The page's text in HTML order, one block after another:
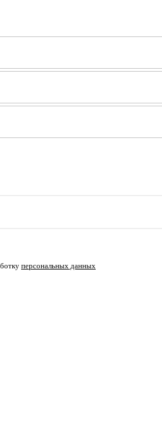
персональных данных